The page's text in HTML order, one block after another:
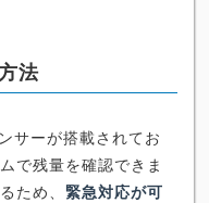
法
サーが搭載されてお
で残量を確認できま
ため、 緊急対応が可